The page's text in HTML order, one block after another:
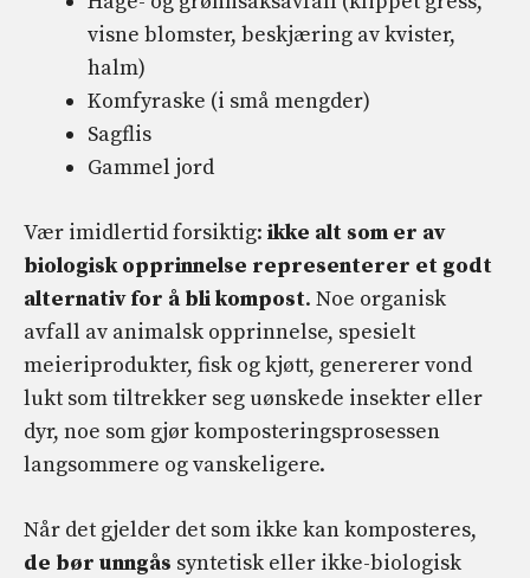
visne blomster, beskjæring av kvister,
halm)
Komfyraske (i små mengder)
Sagflis
Gammel jord
Vær imidlertid forsiktig: ikke alt som er av
biologisk opprinnelse representerer et godt
alternativ for å bli kompost. Noe organisk
avfall av animalsk opprinnelse, spesielt
meieriprodukter, fisk og kjøtt, genererer vond
lukt som tiltrekker seg uønskede insekter eller
dyr, noe som gjør komposteringsprosessen
langsommere og vanskeligere.
Når det gjelder det som ikke kan komposteres,
de bør unngås syntetisk eller ikke-biologisk